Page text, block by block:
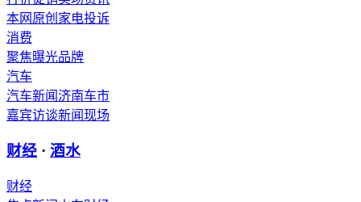
本网原创 家电投诉
消费
聚焦曝光品牌
汽车
汽车新闻济南车市
嘉宾访谈新闻现场
财经 · 酒水
财经